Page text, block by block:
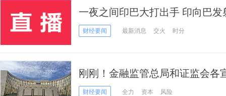
一夜之间印巴大打出手 印向巴
底发生了啥？
财经要闻 最新消息 交火 时分
刚刚！金融监管总局和证监会各
财经要闻 全力 资本 风险